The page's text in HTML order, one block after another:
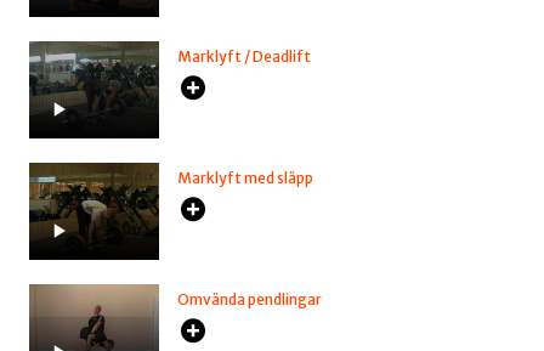
Marklyft / Deadlift
Marklyft med släpp
Omvända pendlingar